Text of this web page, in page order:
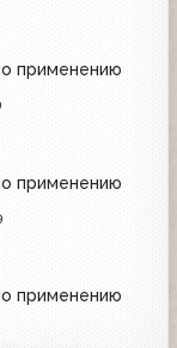
применению
применению
применению